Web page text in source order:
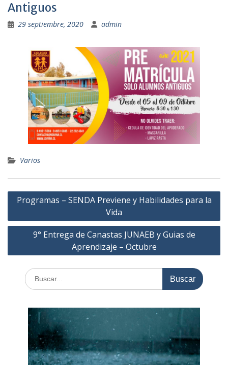
Antiguos
29 septiembre, 2020 admin
Varios
Navegación
entradas
Programas – SENDA Previene y Habilidades para la
Vida
9° Entrega de Canastas JUNAEB y Guias de
Aprendizaje – Octubre
Buscar: